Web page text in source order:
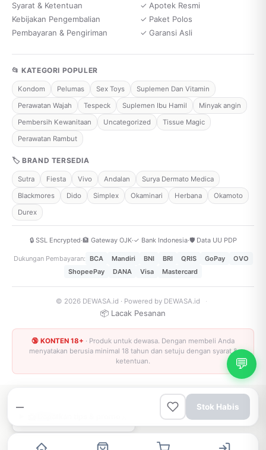
— Stok Habis
💬
Syarat & Ketentuan
Kebijakan Pengembalian
Pembayaran & Pengiriman
✓ Apotek Resmi
✓ Paket Polos
✓ Garansi Asli
📂 KATEGORI POPULER
Kondom Pelumas Sex Toys
Suplemen Dan Vitamin
Perawatan Wajah
Tespeck Suplemen Ibu Hamil
Minyak angin
Pembersih Kewanitaan
Uncategorized
Tissue Magic
Perawatan Rambut
🏷 BRAND TERSEDIA
Sutra Fiesta Vivo Andalan
Surya Dermato Medica
Blackmores
Dido Simplex Okaminari Herbana
Okamoto
Durex
🔒 SSL Encrypted·🏦 Gateway OJK·✓ Bank Indonesia·🛡️ Data UU PDP
Dukungan Pembayaran: BCA Mandiri BNI BRI QRIS GoPay
OVO
ShopeePay
DANA Visa Mastercard
© 2026 DEWASA.id · Powered by DEWASA.id ·
📦 Lacak Pesanan
🔞 KONTEN 18+ · Produk untuk dewasa. Dengan membeli Anda
menyatakan berusia minimal 18 tahun dan setuju dengan syarat &
ketentuan.